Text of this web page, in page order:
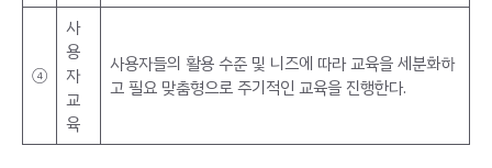
④
사
용
자
교
육
사용자들의 활용 수준 및 니즈에 따라 교육을 세분화하
고 필요 맞춤형으로 주기적인 교육을 진행한다.